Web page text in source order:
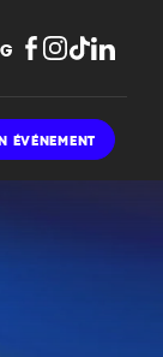
ÉVÉNEMENT